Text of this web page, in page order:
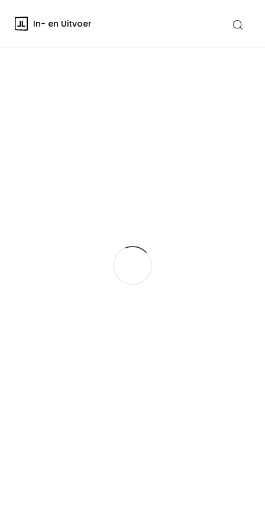
In- en Uitvoer